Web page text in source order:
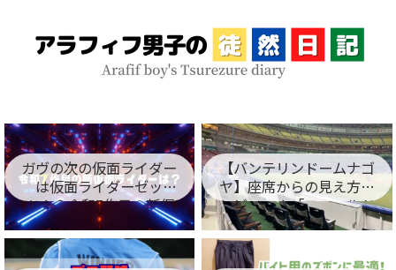
ガヴの次の仮面ライダー
は仮面ライダーゼッ
ツ！？令和7作目の新仮
面ライダー名が判明！
【バンテリンドームナゴ
ヤ】座席からの見え方を
レビュー！「フィールド
シート編」